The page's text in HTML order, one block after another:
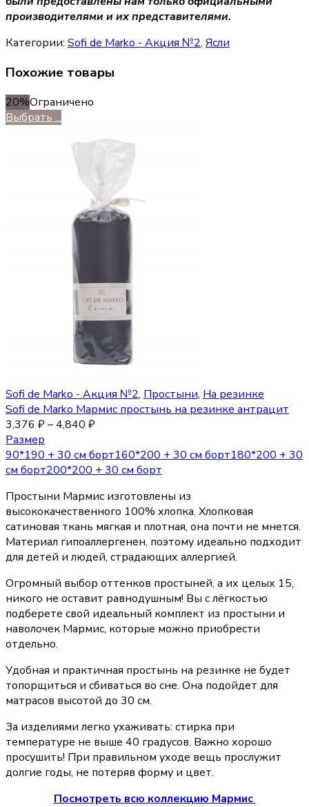
производителями и их представителями.
Категории: Sofi de Marko - Акция №2, Ясли
Похожие товары
20%Ограничено
Выбрать ...
Sofi de Marko - Акция №2, Простыни, На резинке
Sofi de Marko Мармис простынь на резинке антрацит
3,376 ₽–4,840 ₽
Размер
90*190 + 30 см борт160*200 + 30 см борт180*200 + 30
см борт200*200 + 30 см борт
Простыни Мармис изготовлены из
высококачественного 100% хлопка. Хлопковая
сатиновая ткань мягкая и плотная, она почти не мнется.
Материал гипоаллергенен, поэтому идеально подходит
для детей и людей, страдающих аллергией.
Огромный выбор оттенков простыней, а их целых 15,
никого не оставит равнодушным! Вы с лёгкостью
подберете свой идеальный комплект из простыни и
наволочек Мармис, которые можно приобрести
отдельно.
Удобная и практичная простынь на резинке не будет
топорщиться и сбиваться во сне. Она подойдет для
матрасов высотой до 30 см.
За изделиями легко ухаживать: стирка при
температуре не выше 40 градусов. Важно хорошо
просушить! При правильном уходе вещь прослужит
долгие годы, не потеряв форму и цвет.
Посмотреть всю коллекцию Мармис